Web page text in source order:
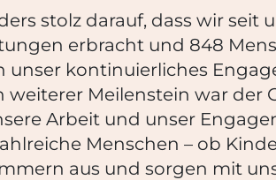
stolz darauf, dass wir seit
erbracht und 848
unser kontinuierliches
weiterer Meilenstein war der
Arbeit und unser
Menschen – ob
aus und sorgen mit